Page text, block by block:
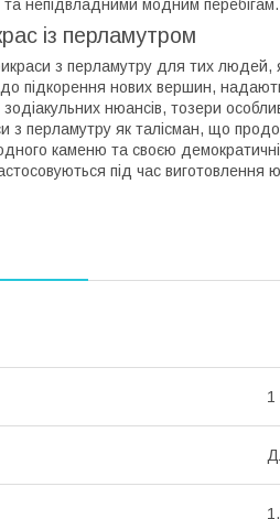
непідвладними модним перебігам.
із перламутром
з перламутру для тих людей,
підкорення нових вершин,
нюансів, тозери
з перламутру як талісман, що
каменю та своєю
під час виготовлення
1